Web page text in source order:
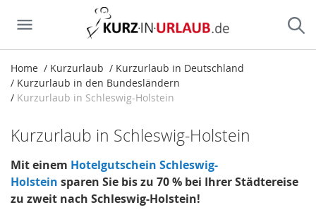
Home Kurzurlaub
Kurzurlaub in Deutschland
Kurzurlaub in den Bundesländern
Kurzurlaub in Schleswig-Holstein
Kurzurlaub in Schleswig-Holstein
Mit einem Hotelgutschein Schleswig-
Holstein sparen Sie bis zu 70 % bei Ihrer Städtereise
zu zweit nach Schleswig-Holstein!